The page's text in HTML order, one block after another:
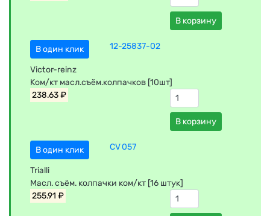
В корзину
В один клик 12-25837-02
Victor-reinz
Ком/кт масл.съём.колпачков [10шт]
238.63 ₽
В корзину
В один клик CV 057
Trialli
Масл. съём. колпачки ком/кт [16 штук]
255.91 ₽